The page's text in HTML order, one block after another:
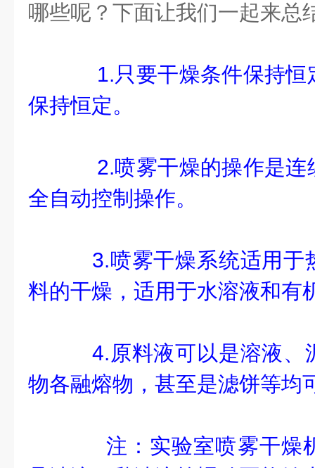
哪些呢？下面让我们一起来总
1.只要干燥条件保持恒
保持恒定。
2.喷雾干燥的操作是连
全自动控制操作。
3.喷雾干燥系统适用于
料的干燥，适用于水溶液和有
4.原料液可以是溶液、
物各融熔物，甚至是滤饼等均
注：实验室喷雾干燥